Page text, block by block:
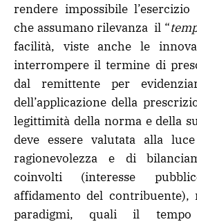
rendere impossibile
che assumano rilevanza il “
facilità, viste anche le
interrompere il termine di
dal remittente per
dell’applicazione della
legittimità della norma e della
deve essere valutata alla
ragionevolezza e di
coinvolti (interesse
affidamento del contribuente),
paradigmi, quali il tempo